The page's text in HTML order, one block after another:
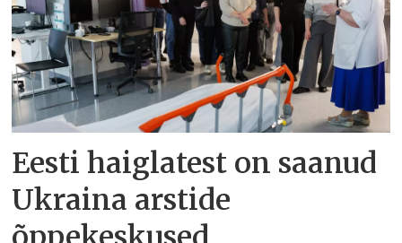
Eesti haiglatest on saanud
Ukraina arstide